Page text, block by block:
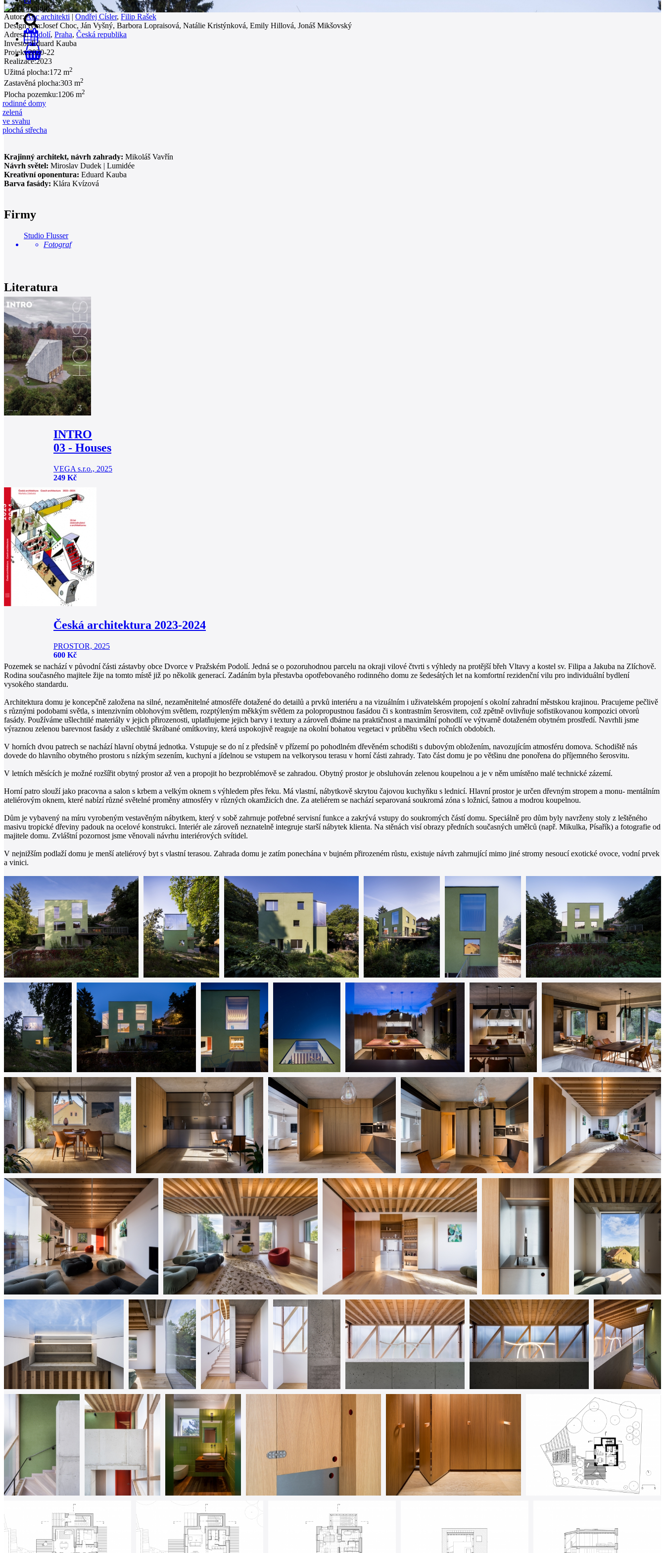
0
Autor:Aoc architekti | Ondřej Císler, Filip Rašek
Design tým:Josef Choc, Ján Vyšný, Barbora Lopraisová, Natálie Kristýnková, Emily Hillová, Jonáš Mikšovský
Adresa: Podolí, Praha, Česká republika
Investor:Eduard Kauba
Projekt:2020-22
Realizace:2023
Užitná plocha:172 m2
Zastavěná plocha:303 m2
Plocha pozemku:1206 m2
rodinné domy
zelená
ve svahu
plochá střecha
Krajinný architekt, návrh zahrady: Mikoláš Vavřín
Návrh světel: Miroslav Dudek | Lumidée
Kreativní oponentura: Eduard Kauba
Barva fasády: Klára Kvízová
Firmy
Studio Flusser
Fotograf
Literatura
INTRO
03 - Houses
VEGA s.r.o., 2025
249 Kč
Česká architektura 2023-2024
PROSTOR, 2025
600 Kč
Pozemek se nachází v původní části zástavby obce Dvorce v Pražském Podolí. Jedná se o pozoruhodnou parcelu na okraji vilové čtvrti s výhledy na protější břeh Vltavy a kostel sv. Filipa a Jakuba na Zlíchově.
Rodina současného majitele žije na tomto místě již po několik generací. Zadáním byla přestavba opotřebovaného rodinného domu ze šedesátých let na komfortní rezidenční vilu pro individuální bydlení
vysokého standardu.
Architektura domu je koncepčně založena na silné, nezaměnitelné atmosféře dotažené do detailů a prvků interiéru a na vizuálním i uživatelském propojení s okolní zahradní městskou krajinou. Pracujeme pečlivě
s různými podobami světla, s intenzivním oblohovým světlem, rozptýleným měkkým světlem za polopropustnou fasádou či s kontrastním šerosvitem, což zpětně ovlivňuje sofistikovanou kompozici otvorů
fasády. Používáme ušlechtilé materiály v jejich přirozenosti, uplatňujeme jejich barvy i textury a zároveň dbáme na praktičnost a maximální pohodlí ve výtvarně dotaženém obytném prostředí. Navrhli jsme
výraznou zelenou barevnost fasády z ušlechtilé škrábané omítkoviny, která uspokojivě reaguje na okolní bohatou vegetaci v průběhu všech ročních obdobích.
V horních dvou patrech se nachází hlavní obytná jednotka. Vstupuje se do ní z předsíně v přízemí po pohodlném dřevěném schodišti s dubovým obložením, navozujícím atmosféru domova. Schodiště nás
dovede do hlavního obytného prostoru s nízkým sezením, kuchyní a jídelnou se vstupem na velkorysou terasu v horní části zahrady. Tato část domu je po většinu dne ponořena do příjemného šerosvitu.
V letních měsících je možné rozšířit obytný prostor až ven a propojit ho bezproblémově se zahradou. Obytný prostor je obsluhován zelenou koupelnou a je v něm umístěno malé technické zázemí.
Horní patro slouží jako pracovna a salon s krbem a velkým oknem s výhledem přes řeku. Má vlastní, nábytkově skrytou čajovou kuchyňku s lednicí. Hlavní prostor je určen dřevným stropem a monu- mentálním
ateliérovým oknem, které nabízí různé světelné proměny atmosféry v různých okamžicích dne. Za ateliérem se nachází separovaná soukromá zóna s ložnicí, šatnou a modrou koupelnou.
Dům je vybavený na míru vyrobeným vestavěným nábytkem, který v sobě zahrnuje potřebné servisní funkce a zakrývá vstupy do soukromých částí domu. Speciálně pro dům byly navrženy stoly z leštěného
masivu tropické dřeviny padouk na ocelové konstrukci. Interiér ale zároveň neznatelně integruje starší nábytek klienta. Na stěnách visí obrazy předních současných umělců (např. Mikulka, Písařík) a fotografie od
majitele domu. Zvláštní pozornost jsme věnovali návrhu interiérových svítidel.
V nejnižším podlaží domu je menší ateliérový byt s vlastní terasou. Zahrada domu je zatím ponechána v bujném přirozeném růstu, existuje návrh zahrnující mimo jiné stromy nesoucí exotické ovoce, vodní prvek
a vinici.